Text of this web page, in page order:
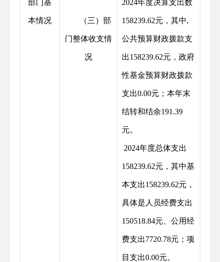
部门基
本情况 （三）部
门整体收支情
况
2024年度决算支出数
158239.62元，其中,
公共预算财政拨款支
出158239.62元，政府
性基金预算财政拨款
支出0.00元；本年末
结转和结余191.39
元。
2024年度总体支出
158239.62元，其中基
本支出158239.62元，
具体是人员经费支出
150518.84元、公用经
费支出7720.78元；项
目支出0.00元。